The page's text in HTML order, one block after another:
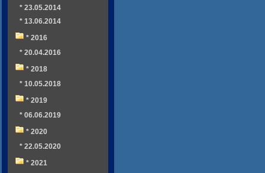
* 23.05.2014
* 13.06.2014
* 2016
* 20.04.2016
* 2018
* 10.05.2018
* 2019
* 06.06.2019
* 2020
* 22.05.2020
* 2021